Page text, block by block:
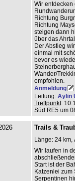
Wir entdecken
Richtung
Richtung
steigen dann
über das
Der Abstieg
einmal mit
bevor es
Wander/
empfohlen.
Anmeldung
Leitung: Aylin
Treffpunkt:
Süd RE5 um
Trails &
Länge: 24 km,
Wir laufen in
Start ist der
Katzenlei zum
Serpentinen